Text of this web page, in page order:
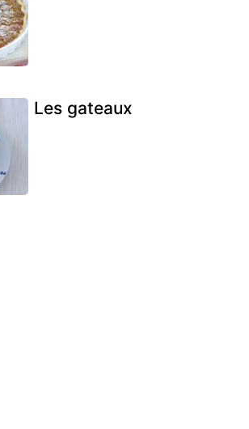
Les gateaux